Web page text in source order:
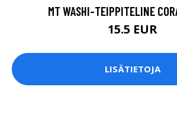
MT WASHI-TEIPPITELINE
15.5 EUR
LISÄTIETOJA